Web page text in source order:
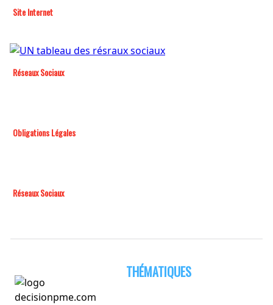
Site Internet
Réseaux Sociaux
Obligations Légales
Réseaux Sociaux
THÉMATIQUES